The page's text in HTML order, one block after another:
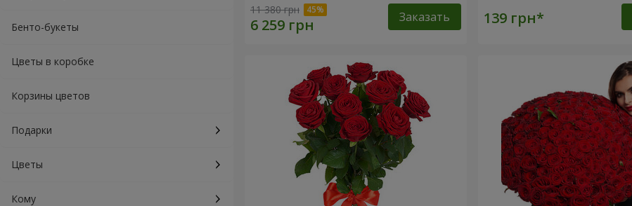
Бенто-букеты
Цветы в коробке
Корзины цветов
Подарки
Цветы
Кому
11 380 грн Заказать